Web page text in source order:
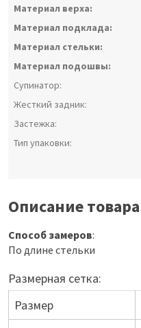
Материал верха:
Материал подклада:
Материал стельки:
Материал подошвы:
Супинатор:
Жесткий задник:
Застежка:
Тип упаковки:
Описание товара
Способ замеров:
По длине стельки
Размерная сетка:
Размер